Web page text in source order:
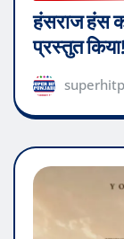
हंसराज हंस
प्रस्तुत